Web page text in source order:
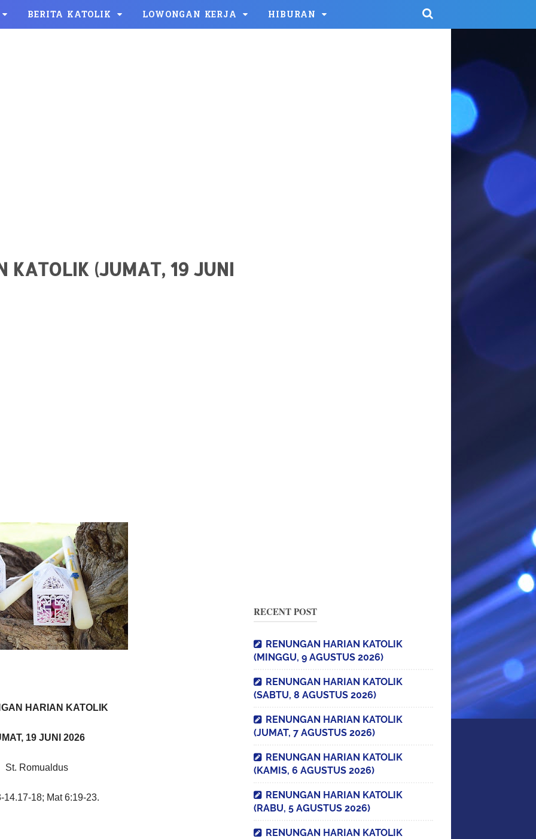
BERITA KATOLIK LOWONGAN KERJA HIBURAN
KATOLIK (JUMAT, 19 JUNI
HARIAN KATOLIK
19 JUNI 2026
St. Romualdus
14.17-18; Mat 6:19-23.
RECENT POST
RENUNGAN HARIAN KATOLIK
(MINGGU, 9 AGUSTUS 2026)
RENUNGAN HARIAN KATOLIK
(SABTU, 8 AGUSTUS 2026)
RENUNGAN HARIAN KATOLIK
(JUMAT, 7 AGUSTUS 2026)
RENUNGAN HARIAN KATOLIK
(KAMIS, 6 AGUSTUS 2026)
RENUNGAN HARIAN KATOLIK
(RABU, 5 AGUSTUS 2026)
RENUNGAN HARIAN KATOLIK